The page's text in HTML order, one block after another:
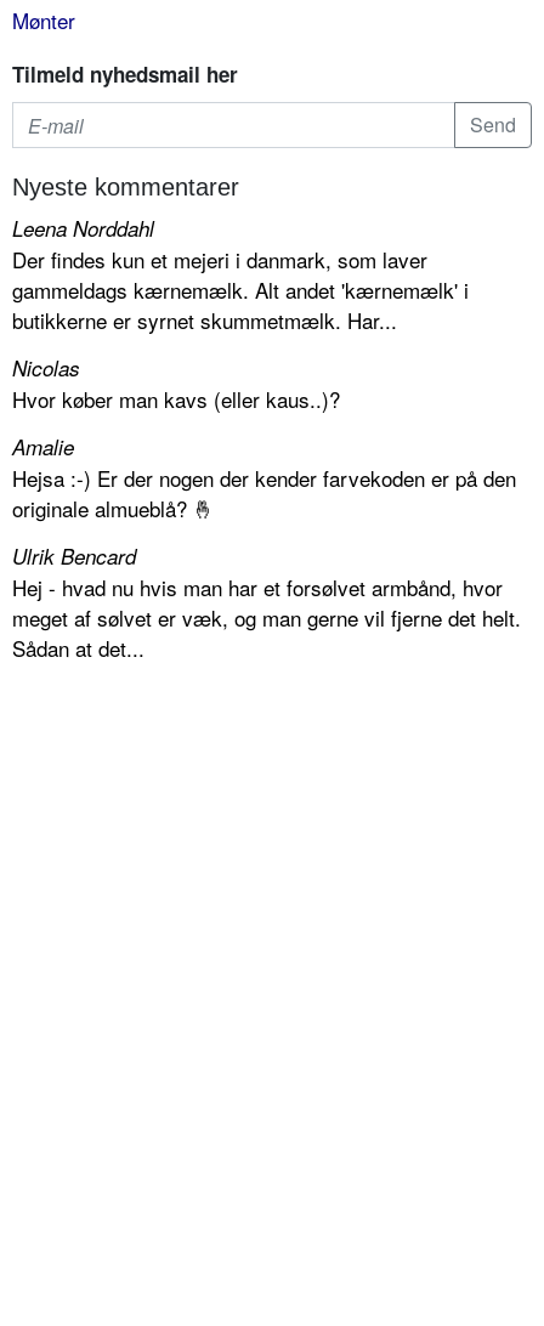
Mønter
Tilmeld nyhedsmail her
Nyeste kommentarer
Leena Norddahl
Der findes kun et mejeri i danmark, som laver
gammeldags kærnemælk. Alt andet 'kærnemælk' i
butikkerne er syrnet skummetmælk. Har...
Nicolas
Hvor køber man kavs (eller kaus..)?
Amalie
Hejsa :-) Er der nogen der kender farvekoden er på den
originale almueblå? 🤞
Ulrik Bencard
Hej - hvad nu hvis man har et forsølvet armbånd, hvor
meget af sølvet er væk, og man gerne vil fjerne det helt.
Sådan at det...